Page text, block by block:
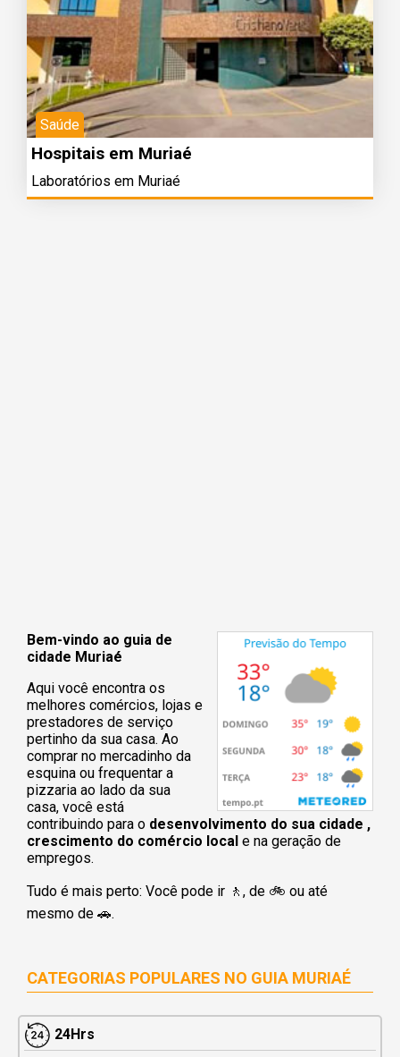
Saúde
Hospitais em Muriaé
Laboratórios em Muriaé
Bem-vindo ao guia de
cidade Muriaé
Aqui você encontra os
melhores comércios, lojas e
prestadores de serviço
pertinho da sua casa. Ao
comprar no mercadinho da
esquina ou frequentar a
pizzaria ao lado da sua
casa, você está
contribuindo para o desenvolvimento do sua cidade ,
crescimento do comércio local e na geração de
empregos.
Tudo é mais perto: Você pode ir 🚶‍, de 🚲 ou até
mesmo de 🚗.
CATEGORIAS POPULARES NO GUIA MURIAÉ
24Hrs